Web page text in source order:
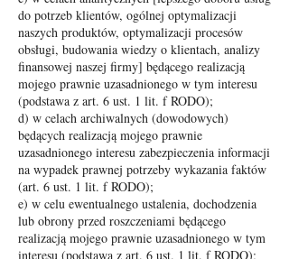
do potrzeb klientów, ogólnej optymalizacji
naszych produktów, optymalizacji procesów
obsługi, budowania wiedzy o klientach, analizy
finansowej naszej firmy] będącego realizacją
mojego prawnie uzasadnionego w tym interesu
(podstawa z art. 6 ust. 1 lit. f RODO);
d) w celach archiwalnych (dowodowych)
będących realizacją mojego prawnie
uzasadnionego interesu zabezpieczenia informacji
na wypadek prawnej potrzeby wykazania faktów
(art. 6 ust. 1 lit. f RODO);
e) w celu ewentualnego ustalenia, dochodzenia
lub obrony przed roszczeniami będącego
realizacją mojego prawnie uzasadnionego w tym
interesu (podstawa z art. 6 ust. 1 lit. f RODO);